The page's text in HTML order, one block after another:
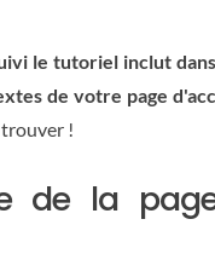
le tutoriel inclut
de votre page
trouver !
de la